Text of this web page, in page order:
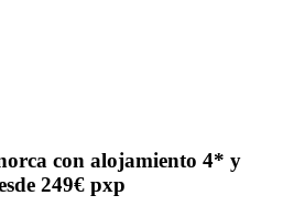
con alojamiento 4* y
249€ pxp